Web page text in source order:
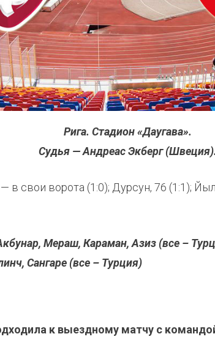
Рига. Стадион «Даугава».
Судья — Андреас Экберг (Швеция).
в свои ворота (1:0); Дурсун, 76 (1:1);
Мераш, Караман, Азиз (все –
Сангаре (все – Турция)
к выездному матчу с